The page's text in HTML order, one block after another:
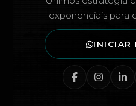
exponenciais para
INICIAR